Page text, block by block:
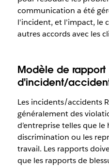
communication a été
l'incident, et l'impact, le
autres accords avec les
Modèle de rapport
d'incident/
Les incidents/accidents
généralement des
d’entreprise telles que
discrimination ou les
travail. Les rapports
que les rapports de